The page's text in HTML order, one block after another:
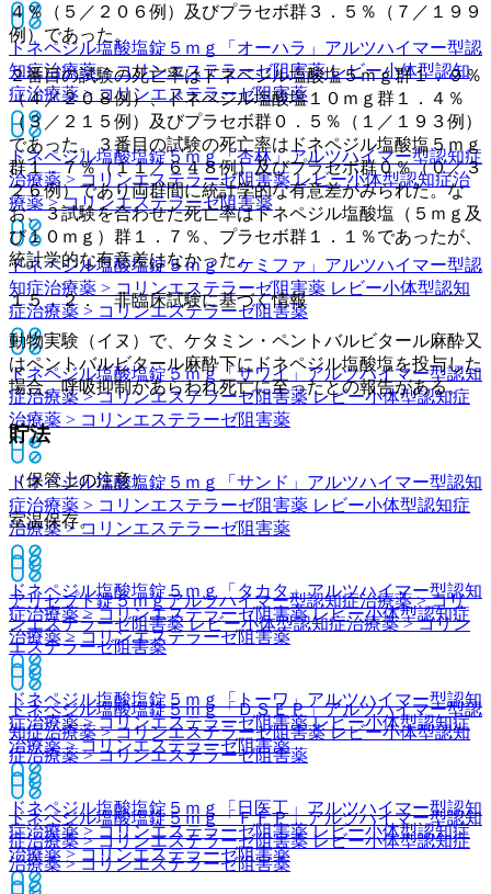
ドネペジル塩酸塩錠５ｍｇ「オーハラ」 アルツハイマー型認
知症治療薬 > コリンエステラーゼ阻害薬 レビー小体型認知
症治療薬 > コリンエステラーゼ阻害薬
ドネペジル塩酸塩錠５ｍｇ「杏林」アルツハイマー型認知症
治療薬 > コリンエステラーゼ阻害薬 レビー小体型認知症治
療薬 > コリンエステラーゼ阻害薬
ドネペジル塩酸塩錠５ｍｇ「ケミファ」 アルツハイマー型認
知症治療薬 > コリンエステラーゼ阻害薬 レビー小体型認知
症治療薬 > コリンエステラーゼ阻害薬
ドネペジル塩酸塩錠５ｍｇ「サワイ」アルツハイマー型認知
症治療薬 > コリンエステラーゼ阻害薬 レビー小体型認知症
治療薬 > コリンエステラーゼ阻害薬
ドネペジル塩酸塩錠５ｍｇ「サンド」 アルツハイマー型認知
症治療薬 > コリンエステラーゼ阻害薬 レビー小体型認知症
治療薬 > コリンエステラーゼ阻害薬
ドネペジル塩酸塩錠５ｍｇ「タカタ」アルツハイマー型認知
症治療薬 > コリンエステラーゼ阻害薬 レビー小体型認知症
治療薬 > コリンエステラーゼ阻害薬
ドネペジル塩酸塩錠５ｍｇ「トーワ」 アルツハイマー型認知
症治療薬 > コリンエステラーゼ阻害薬 レビー小体型認知症
治療薬 > コリンエステラーゼ阻害薬
ドネペジル塩酸塩錠５ｍｇ「日医工」 アルツハイマー型認知
症治療薬 > コリンエステラーゼ阻害薬 レビー小体型認知症
治療薬 > コリンエステラーゼ阻害薬
４％（５／２０６例）及びプラセボ群３．５％（７／１９９
例）であった。
２番目の試験の死亡率はドネペジル塩酸塩５ｍｇ群１．９％
（４／２０８例）、ドネペジル塩酸塩１０ｍｇ群１．４％
（３／２１５例）及びプラセボ群０．５％（１／１９３例）
であった。３番目の試験の死亡率はドネペジル塩酸塩５ｍｇ
群１．７％（１１／６４８例）及びプラセボ群０％（０／３
２６例）であり両群間に統計学的な有意差がみられた。な
お、３試験を合わせた死亡率はドネペジル塩酸塩（５ｍｇ及
び１０ｍｇ）群１．７％、プラセボ群１．１％であったが、
統計学的な有意差はなかった。
１５．２． 非臨床試験に基づく情報
動物実験（イヌ）で、ケタミン・ペントバルビタール麻酔又
はペントバルビタール麻酔下にドネペジル塩酸塩を投与した
場合、呼吸抑制があらわれ死亡に至ったとの報告がある。
貯法
（保管上の注意）
室温保存。
アリセプト錠５ｍｇアルツハイマー型認知症治療薬 > コリ
ンエステラーゼ阻害薬 レビー小体型認知症治療薬 > コリン
エステラーゼ阻害薬
ドネペジル塩酸塩錠５ｍｇ「ＤＳＥＰ」アルツハイマー型認
知症治療薬 > コリンエステラーゼ阻害薬 レビー小体型認知
症治療薬 > コリンエステラーゼ阻害薬
ドネペジル塩酸塩錠５ｍｇ「ＦＦＰ」アルツハイマー型認知
症治療薬 > コリンエステラーゼ阻害薬 レビー小体型認知症
治療薬 > コリンエステラーゼ阻害薬